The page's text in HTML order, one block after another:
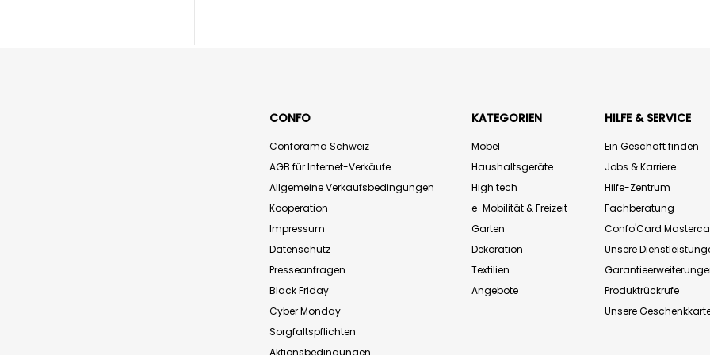
CONFO
Conforama Schweiz
AGB für Internet-Verkäufe
Allgemeine Verkaufsbedingungen
Kooperation
Impressum
Datenschutz
Presseanfragen
Black Friday
Cyber Monday
Sorgfaltspflichten
KATEGORIEN
Möbel
Haushaltsgeräte
High tech
e-Mobilität & Freizeit
Garten
Dekoration
Textilien
Angebote
HILFE & SERVICE
Ein Geschäft finden
Jobs & Karriere
Hilfe-Zentrum
Fachberatung
Confo'Card
Unsere
Produktrückrufe
Unsere